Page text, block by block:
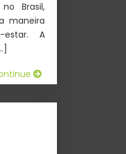
Brasil,
maneira
A